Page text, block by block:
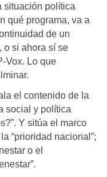
situación política
qué programa, va a
de un
o si ahora sí se
Vox. Lo que
el contenido de la
social y política
Y sitúa el marco
“prioridad nacional”;
o el